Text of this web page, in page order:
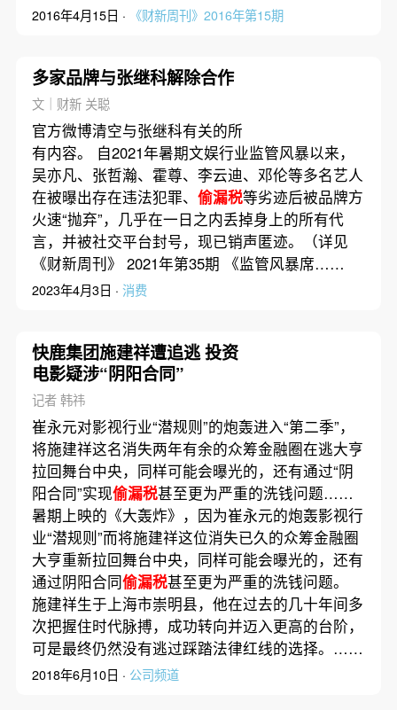
2016年4月15日 · 《财新周刊》2016年第15期
多家品牌与张继科解除合作
文｜财新 关聪
官方微博清空与张继科有关的所
有内容。 自2021年暑期文娱行业监管风暴以来，
吴亦凡、张哲瀚、霍尊、李云迪、邓伦等多名艺人
在被曝出存在违法犯罪、 偷漏税等劣迹后被品牌方
火速“抛弃”，几乎在一日之内丢掉身上的所有代
言，并被社交平台封号，现已销声匿迹。（详见
《财新周刊》 2021年第35期 《监管风暴席……
2023年4月3日 · 消费
快鹿集团施建祥遭追逃 投资
电影疑涉“阴阳合同”
记者 韩祎
崔永元对影视行业“潜规则”的炮轰进入“第二季”，
将施建祥这名消失两年有余的众筹金融圈在逃大亨
拉回舞台中央，同样可能会曝光的，还有通过“阴
阳合同”实现偷漏税甚至更为严重的洗钱问题……
暑期上映的《大轰炸》，因为崔永元的炮轰影视行
业“潜规则”而将施建祥这位消失已久的众筹金融圈
大亨重新拉回舞台中央，同样可能会曝光的，还有
通过阴阳合同偷漏税甚至更为严重的洗钱问题。
施建祥生于上海市崇明县，他在过去的几十年间多
次把握住时代脉搏，成功转向并迈入更高的台阶，
可是最终仍然没有逃过踩踏法律红线的选择。……
2018年6月10日 · 公司频道